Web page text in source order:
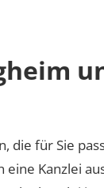
die für Sie
eine Kanzlei